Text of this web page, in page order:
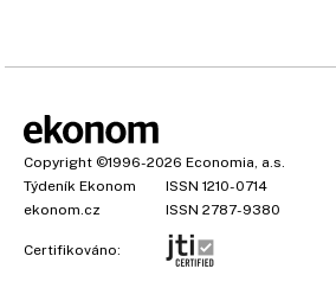
Copyright ©1996-2026 Economia, a.s.
Týdeník Ekonom
ISSN 1210-0714
ekonom.cz
ISSN 2787-9380
Certifikováno: